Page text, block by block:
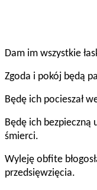
Dam im wszystkie
Zgoda i pokój będą
Będę ich pocieszał
Będę ich bezpieczną
śmierci.
Wyleję obfite
przedsięwzięcia.